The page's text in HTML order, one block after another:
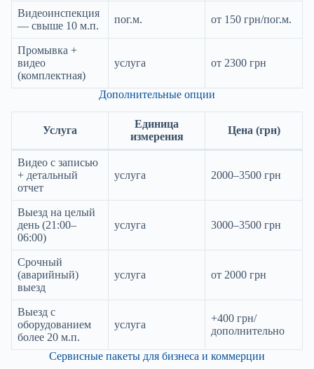
Видеоинспекция
— свыше 10 м.п.
пог.м. от 150 грн/пог.м.
Промывка +
видео
(комплектная)
услуга от 2300 грн
Дополнительные опции
Услуга
Единица
измерения
Цена (грн)
Видео с записью
+ детальный
отчет
услуга 2000–3500 грн
Выезд на целый
день (21:00–
06:00)
услуга 3000–3500 грн
Срочный
(аварийный)
выезд
услуга от 2000 грн
Выезд с
оборудованием
более 20 м.п.
услуга
+400 грн/
дополнительно
Сервисные пакеты для бизнеса и коммерции